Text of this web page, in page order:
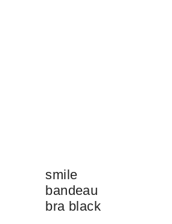
smile
bandeau
bra black